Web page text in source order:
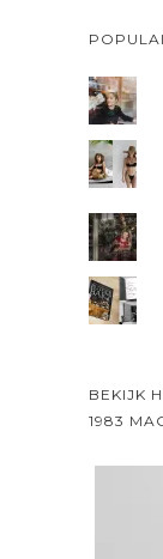
BEKIJK
1983